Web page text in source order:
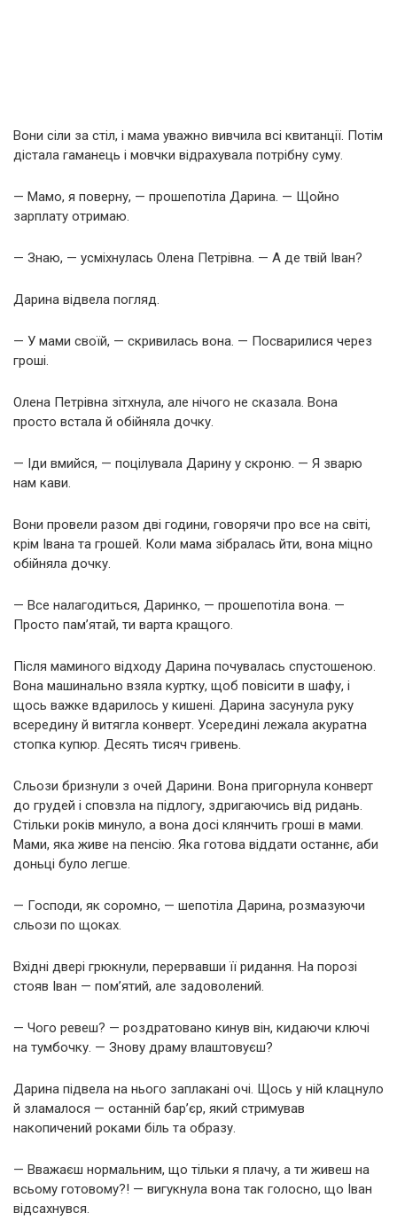
Вони сіли за стіл, і мама уважно вивчила всі квитанції. Потім
дістала гаманець і мовчки відрахувала потрібну суму.
— Мамо, я поверну, — прошепотіла Дарина. — Щойно
зарплату отримаю.
— Знаю, — усміхнулась Олена Петрівна. — А де твій Іван?
Дарина відвела погляд.
— У мами своїй, — скривилась вона. — Посварилися через
гроші.
Олена Петрівна зітхнула, але нічого не сказала. Вона
просто встала й обійняла дочку.
— Іди вмийся, — поцілувала Дарину у скроню. — Я зварю
нам кави.
Вони провели разом дві години, говорячи про все на світі,
крім Івана та грошей. Коли мама зібралась йти, вона міцно
обійняла дочку.
— Все налагодиться, Даринко, — прошепотіла вона. —
Просто пам’ятай, ти варта кращого.
Після маминого відходу Дарина почувалась спустошеною.
Вона машинально взяла куртку, щоб повісити в шафу, і
щось важке вдарилось у кишені. Дарина засунула руку
всередину й витягла конверт. Усередині лежала акуратна
стопка купюр. Десять тисяч гривень.
Сльози бризнули з очей Дарини. Вона пригорнула конверт
до грудей і сповзла на підлогу, здригаючись від ридань.
Стільки років минуло, а вона досі клянчить гроші в мами.
Мами, яка живе на пенсію. Яка готова віддати останнє, аби
доньці було легше.
— Господи, як соромно, — шепотіла Дарина, розмазуючи
сльози по щоках.
Вхідні двері грюкнули, перервавши її ридання. На порозі
стояв Іван — пом’ятий, але задоволений.
— Чого ревеш? — роздратовано кинув він, кидаючи ключі
на тумбочку. — Знову драму влаштовуєш?
Дарина підвела на нього заплакані очі. Щось у ній клацнуло
й зламалося — останній бар’єр, який стримував
накопичений роками біль та образу.
— Вважаєш нормальним, що тільки я плачу, а ти живеш на
всьому готовому?! — вигукнула вона так голосно, що Іван
відсахнувся.